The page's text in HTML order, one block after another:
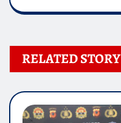
RELATED STORY